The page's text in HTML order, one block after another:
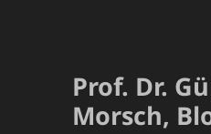
Prof. Dr.
Morsch,